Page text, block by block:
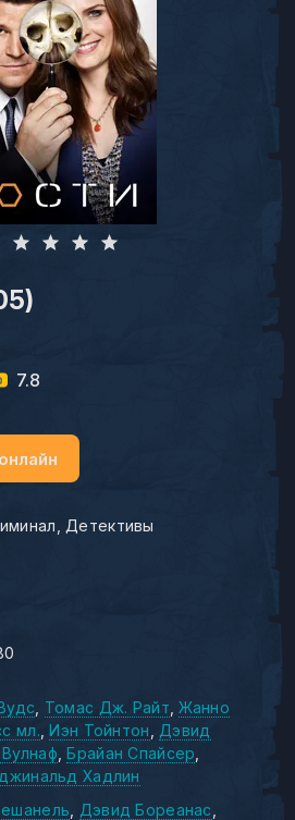
7.8
Детективы
Томас Дж. Райт Жанно
мл. Иэн Тойнтон
Дэвид
Брайан Спайсер
Хадлин
Дэвид Бореанас